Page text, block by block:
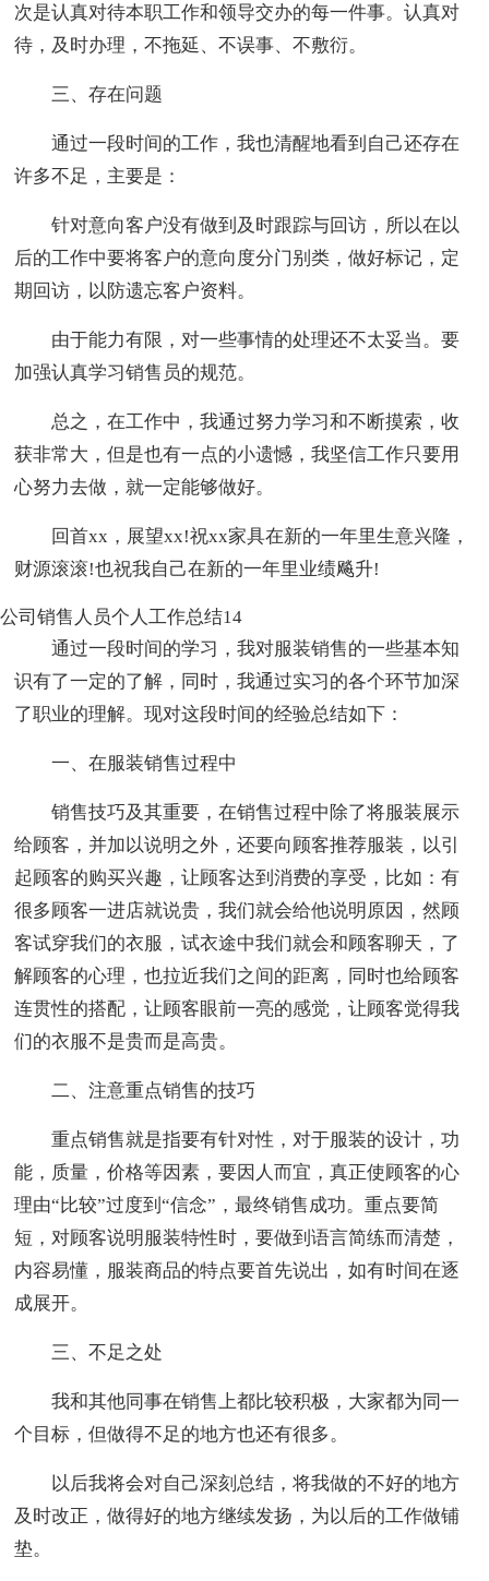
次是认真对待本职工作和领导交办的每一件事。认真对
待，及时办理，不拖延、不误事、不敷衍。
三、存在问题
通过一段时间的工作，我也清醒地看到自己还存在
许多不足，主要是：
针对意向客户没有做到及时跟踪与回访，所以在以
后的工作中要将客户的意向度分门别类，做好标记，定
期回访，以防遗忘客户资料。
由于能力有限，对一些事情的处理还不太妥当。要
加强认真学习销售员的规范。
总之，在工作中，我通过努力学习和不断摸索，收
获非常大，但是也有一点的小遗憾，我坚信工作只要用
心努力去做，就一定能够做好。
回首xx，展望xx!祝xx家具在新的一年里生意兴隆，
财源滚滚!也祝我自己在新的一年里业绩飚升!
公司销售人员个人工作总结14
通过一段时间的学习，我对服装销售的一些基本知
识有了一定的了解，同时，我通过实习的各个环节加深
了职业的理解。现对这段时间的经验总结如下：
一、在服装销售过程中
销售技巧及其重要，在销售过程中除了将服装展示
给顾客，并加以说明之外，还要向顾客推荐服装，以引
起顾客的购买兴趣，让顾客达到消费的享受，比如：有
很多顾客一进店就说贵，我们就会给他说明原因，然顾
客试穿我们的衣服，试衣途中我们就会和顾客聊天，了
解顾客的心理，也拉近我们之间的距离，同时也给顾客
连贯性的搭配，让顾客眼前一亮的感觉，让顾客觉得我
们的衣服不是贵而是高贵。
二、注意重点销售的技巧
重点销售就是指要有针对性，对于服装的设计，功
能，质量，价格等因素，要因人而宜，真正使顾客的心
理由“比较”过度到“信念”，最终销售成功。重点要简
短，对顾客说明服装特性时，要做到语言简练而清楚，
内容易懂，服装商品的特点要首先说出，如有时间在逐
成展开。
三、不足之处
我和其他同事在销售上都比较积极，大家都为同一
个目标，但做得不足的地方也还有很多。
以后我将会对自己深刻总结，将我做的不好的地方
及时改正，做得好的地方继续发扬，为以后的工作做铺
垫。